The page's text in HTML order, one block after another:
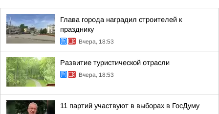
Глава города наградил строителей к
празднику
Вчера, 18:53
Развитие туристической отрасли
Вчера, 18:53
11 партий участвуют в выборах в ГосДуму